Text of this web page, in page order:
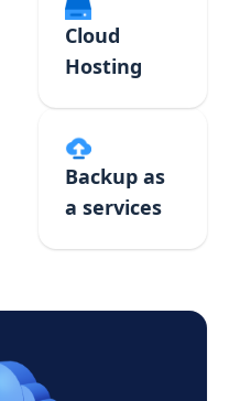
Cloud
Hosting
Backup as
a services